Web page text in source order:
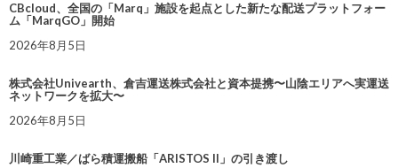
CBcloud、全国の「Marq」施設を起点とした新たな配送プラットフォー
ム「MarqGO」開始
2026年8月5日
株式会社Univearth、倉吉運送株式会社と資本提携〜山陰エリアへ実運送
ネットワークを拡大〜
2026年8月5日
川崎重工業／ばら積運搬船「ARISTOS II」の引き渡し